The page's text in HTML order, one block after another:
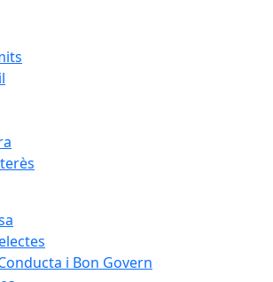
i Bon Govern